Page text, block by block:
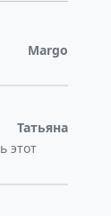
Margo
Татьяна
этот